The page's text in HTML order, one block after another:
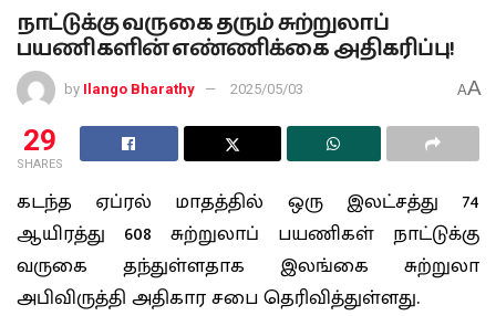
நாட்டுக்கு வருகை தரும் சுற்றுலாப்
பயணிகளின் எண்ணிக்கை அதிகரிப்பு!
by Ilango Bharathy 2025/05/03 AA
29
SHARES
கடந்த ஏப்ரல் மாதத்தில் ஒரு இலட்சத்து 74
ஆயிரத்து 608 சுற்றுலாப் பயணிகள் நாட்டுக்கு
வருகை தந்துள்ளதாக இலங்கை சுற்றுலா
அபிவிருத்தி அதிகார சபை தெரிவித்துள்ளது.